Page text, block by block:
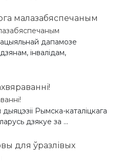
дапамозе
інвалідам,
Рымска-каталіцкага
дзякуе за ...